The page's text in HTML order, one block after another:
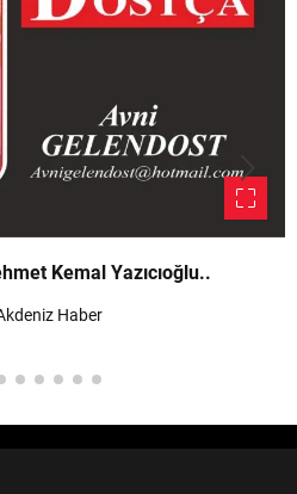
LAZIM.. ”Mehmet Kemal Yazıcıoğlu..
Haber